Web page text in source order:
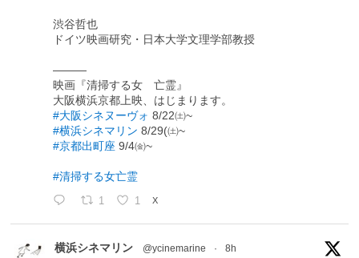
渋谷哲也
ドイツ映画研究・日本大学文理学部教授
―――
映画『清掃する女 亡霊』
大阪横浜京都上映、はじまります。
#大阪シネヌーヴォ 8/22㈯~
#横浜シネマリン 8/29(㈯~
#京都出町座 9/4㈮~
#清掃する女亡霊
1 1 X
横浜シネマリン @ycinemarine · 8h